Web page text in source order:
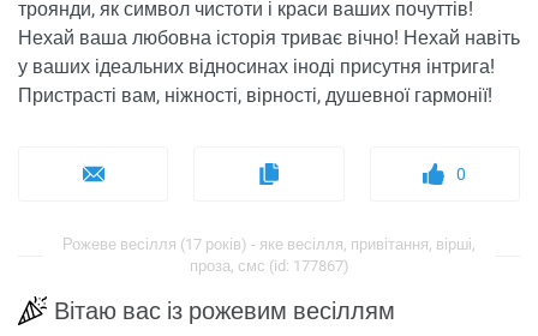
троянди, як символ чистоти і краси ваших почуттів!
Нехай ваша любовна історія триває вічно! Нехай навіть
у ваших ідеальних відносинах іноді присутня інтрига!
Пристрасті вам, ніжності, вірності, душевної гармонії!
0
Рожеве весілля (17 років) - яке весілля, привітання, вірші,
проза, смс (id: 177867)
Вітаю вас із рожевим весіллям